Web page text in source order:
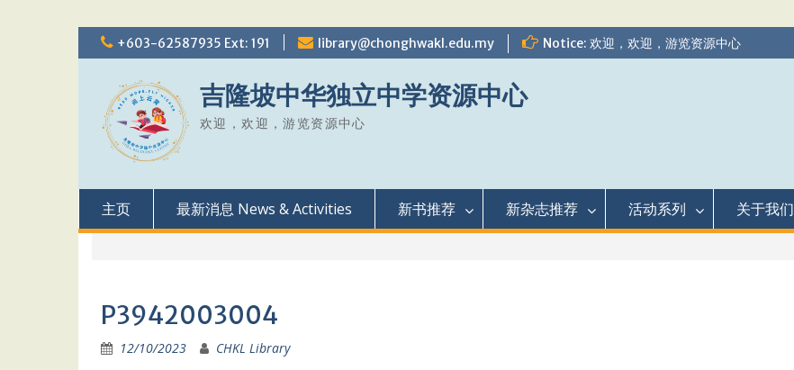
Skip
to
+603-62587935 Ext: 191 library@chonghwakl.edu.my Notice: 欢迎，欢迎，游览资源中心
吉隆坡中华独立中学资源中心
欢迎，欢迎，游览资源中心
主页 最新消息 News & Activities 新书推荐 新杂志推荐 活动系列 关于我们
P3942003004
12/10/2023 CHKL Library